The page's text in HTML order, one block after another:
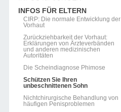
INFOS FÜR ELTERN
CIRP: Die normale Entwicklung der
Vorhaut
Zurückziehbarkeit der Vorhaut:
Erklärungen von Ärzteverbänden
und anderen medizinischen
Autoritäten
Die Scheindiagnose Phimose
Schützen Sie Ihren
unbeschnittenen Sohn
Nichtchirurgische Behandlung von
häufigen Penisproblemen